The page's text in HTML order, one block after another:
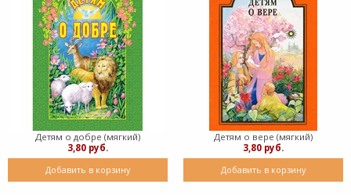
Детям о добре (мягкий)
3,80 руб.
Добавить в корзину
Детям о вере (мягкий)
3,80 руб.
Добавить в корзину